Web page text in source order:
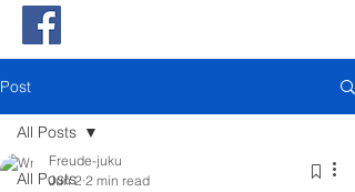
Post
All Posts
All Posts
Freude-juku
Jun 2 2 min read